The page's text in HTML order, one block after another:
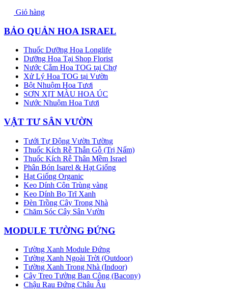
Giỏ hàng
BẢO QUẢN HOA ISRAEL
Thuốc Dưỡng Hoa Longlife
Dưỡng Hoa Tại Shop Florist
Nước Cắm Hoa TOG tại Chợ
Xử Lý Hoa TOG tại Vườn
Bột Nhuộm Hoa Tươi
SƠN XỊT MÀU HOA ÚC
Nước Nhuộm Hoa Tươi
VẬT TƯ SÂN VƯỜN
Tưới Tự Động Vườn Tường
Thuốc Kích Rễ Thẫn Gỗ (Trị Nấm)
Thuốc Kích Rễ Thân Mềm Israel
Phân Bón Isarel & Hạt Giống
Hạt Giống Organic
Keo Dính Côn Trùng vàng
Keo Dính Bọ Trĩ Xanh
Đèn Trồng Cây Trong Nhà
Chăm Sóc Cây Sân Vườn
MODULE TƯỜNG ĐỨNG
Tường Xanh Module Đứng
Tường Xanh Ngoài Trời (Outdoor)
Tường Xanh Trong Nhà (Indoor)
Cây Treo Tường Ban Công (Bacony)
Chậu Rau Đứng Châu Âu